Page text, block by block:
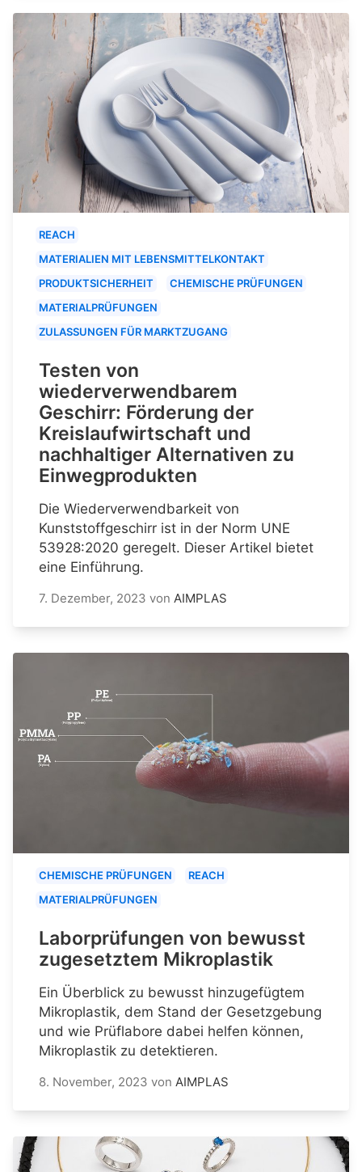
REACH
MATERIALIEN MIT LEBENSMITTELKONTAKT
PRODUKTSICHERHEIT
CHEMISCHE PRÜFUNGEN
MATERIALPRÜFUNGEN
ZULASSUNGEN FÜR MARKTZUGANG
Testen von
wiederverwendbarem
Geschirr: Förderung der
Kreislaufwirtschaft und
nachhaltiger Alternativen zu
Einwegprodukten
Die Wiederverwendbarkeit von
Kunststoffgeschirr ist in der Norm UNE
53928:2020 geregelt. Dieser Artikel bietet
eine Einführung.
7. Dezember, 2023 von AIMPLAS
CHEMISCHE PRÜFUNGEN
REACH
MATERIALPRÜFUNGEN
Laborprüfungen von bewusst
zugesetztem Mikroplastik
Ein Überblick zu bewusst hinzugefügtem
Mikroplastik, dem Stand der Gesetzgebung
und wie Prüflabore dabei helfen können,
Mikroplastik zu detektieren.
8. November, 2023 von AIMPLAS